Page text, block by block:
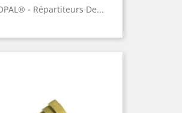
- Répartiteurs De...